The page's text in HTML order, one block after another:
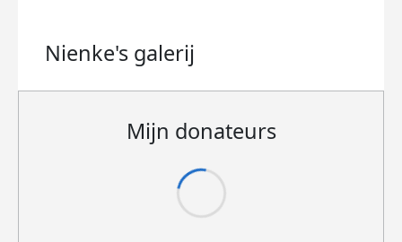
Nienke's galerij
Mijn donateurs